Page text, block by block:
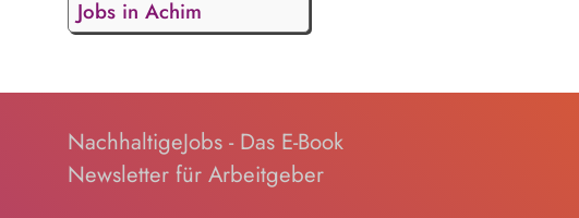
Jobs in Achim
NachhaltigeJobs - Das E-Book
Newsletter für Arbeitgeber